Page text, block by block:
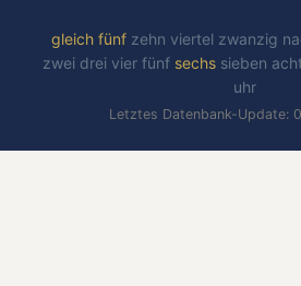
gleich fünf zehn viertel zwanzig
zwei drei vier fünf sechs sieben acht
uhr
Letztes Datenbank-Update: